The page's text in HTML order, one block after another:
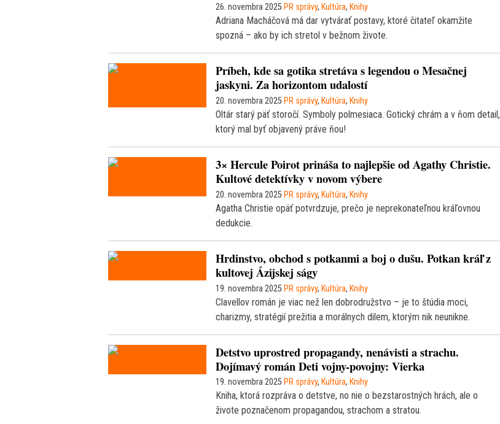
26. novembra 2025 PR správy, Kultúra, Knihy
Adriana Macháčová má dar vytvárať postavy, ktoré čitateľ okamžite
spozná – ako by ich stretol v bežnom živote.
Príbeh, kde sa gotika stretáva s legendou o Mesačnej
jaskyni. Za horizontom udalostí
20. novembra 2025 PR správy, Kultúra, Knihy
Oltár starý päť storočí. Symboly polmesiaca. Gotický chrám a v ňom detail,
ktorý mal byť objavený práve ňou!
3× Hercule Poirot prináša to najlepšie od Agathy Christie.
Kultové detektívky v novom výbere
20. novembra 2025 PR správy, Kultúra, Knihy
Agatha Christie opäť potvrdzuje, prečo je neprekonateľnou kráľovnou
dedukcie.
Hrdinstvo, obchod s potkanmi a boj o dušu. Potkan kráľ z
kultovej Ázijskej ságy
19. novembra 2025 PR správy, Kultúra, Knihy
Clavellov román je viac než len dobrodružstvo – je to štúdia moci,
charizmy, stratégií prežitia a morálnych dilem, ktorým nik neunikne.
Detstvo uprostred propagandy, nenávisti a strachu.
Dojímavý román Deti vojny-povojny: Vierka
19. novembra 2025 PR správy, Kultúra, Knihy
Kniha, ktorá rozpráva o detstve, no nie o bezstarostných hrách, ale o
živote poznačenom propagandou, strachom a stratou.